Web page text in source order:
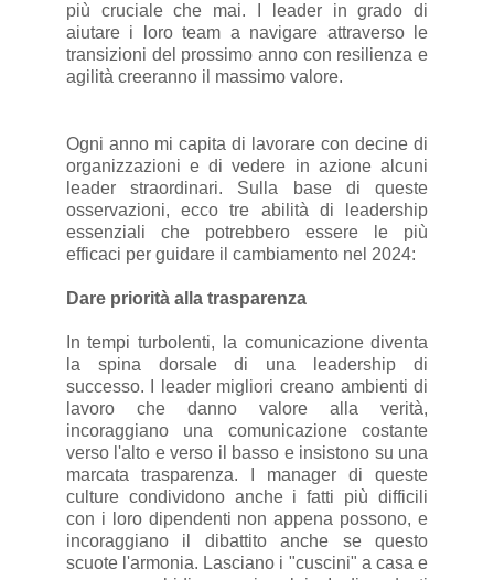
più cruciale che mai. I leader in grado di
aiutare i loro team a navigare attraverso le
transizioni del prossimo anno con resilienza e
agilità creeranno il massimo valore.
Ogni anno mi capita di lavorare con decine di
organizzazioni e di vedere in azione alcuni
leader straordinari. Sulla base di queste
osservazioni, ecco tre abilità di leadership
essenziali che potrebbero essere le più
efficaci per guidare il cambiamento nel 2024:
Dare priorità alla trasparenza
In tempi turbolenti, la comunicazione diventa
la spina dorsale di una leadership di
successo. I leader migliori creano ambienti di
lavoro che danno valore alla verità,
incoraggiano una comunicazione costante
verso l'alto e verso il basso e insistono su una
marcata trasparenza. I manager di queste
culture condividono anche i fatti più difficili
con i loro dipendenti non appena possono, e
incoraggiano il dibattito anche se questo
scuote l'armonia. Lasciano i "cuscini" a casa e